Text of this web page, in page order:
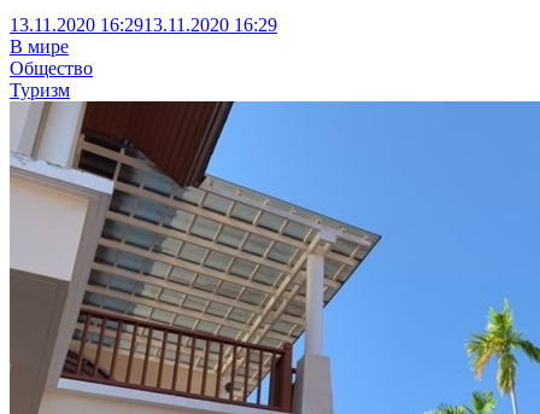
13.11.2020 16:2913.11.2020 16:29
В мире
Общество
Туризм